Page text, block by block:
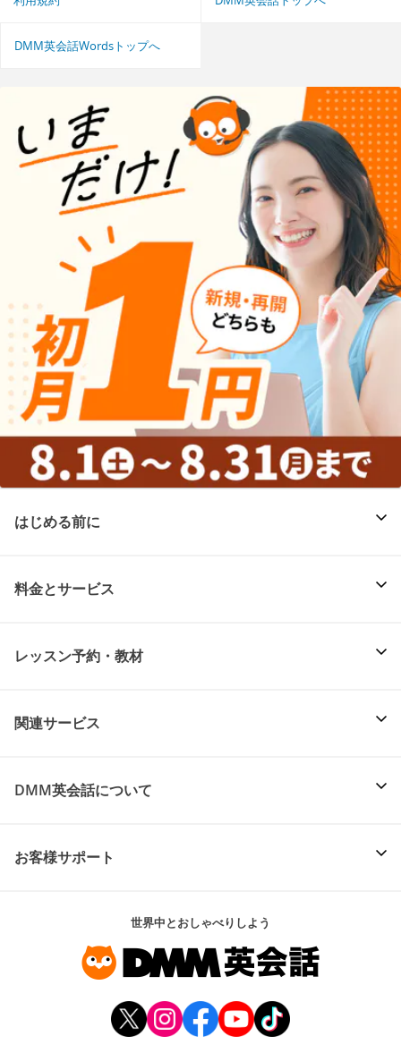
DMM英会話Wordsトップへ
はじめる前に
料金とサービス
レッスン予約・教材
関連サービス
DMM英会話について
お客様サポート
世界中とおしゃべりしよう